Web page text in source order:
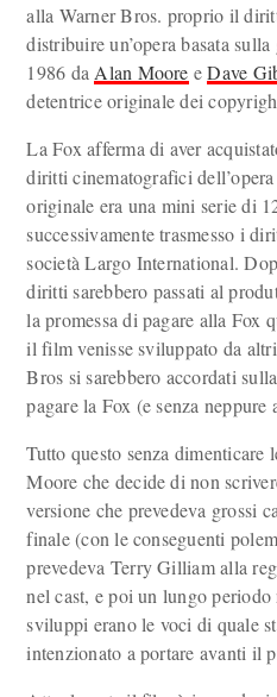
alla Warner Bros. proprio il
distribuire un’opera basata
1986 da Alan Moore eDave
detentrice originale dei
La Fox afferma di aver
diritti cinematografici
originale era una mini serie di
successivamente trasmesso i
società Largo International.
diritti sarebbero passati al
la promessa di pagare alla Fox
il film venisse sviluppato da
Bros si sarebbero accordati
pagare la Fox (e senza
Tutto questo senza
Moore che decide di non
versione che prevedeva grossi
finale (con le conseguenti
prevedeva Terry Gilliam alla
nel cast, e poi un lungo
sviluppi erano le voci di quale
intenzionato a portare avanti il